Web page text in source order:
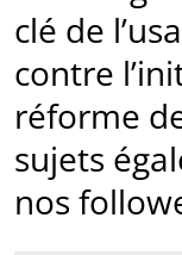
clé de
contre
réforme
sujets
nos